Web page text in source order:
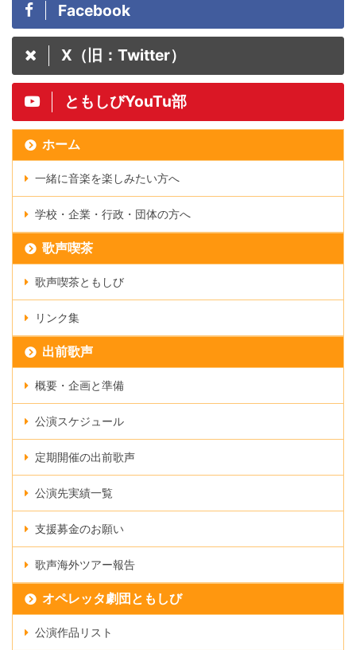
Facebook
X（旧：Twitter）
ともしびYouTu部
ホーム
一緒に音楽を楽しみたい方へ
学校・企業・行政・団体の方へ
歌声喫茶
歌声喫茶ともしび
リンク集
出前歌声
概要・企画と準備
公演スケジュール
定期開催の出前歌声
公演先実績一覧
支援募金のお願い
歌声海外ツアー報告
オペレッタ劇団ともしび
公演作品リスト